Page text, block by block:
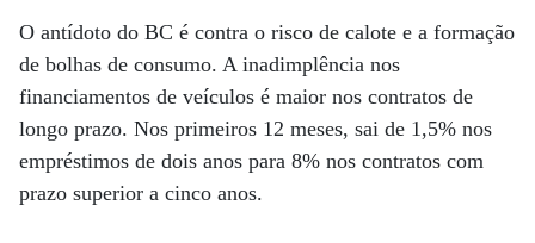
O antídoto do BC é contra o risco de calote e a formação
de bolhas de consumo. A inadimplência nos
financiamentos de veículos é maior nos contratos de
longo prazo. Nos primeiros 12 meses, sai de 1,5% nos
empréstimos de dois anos para 8% nos contratos com
prazo superior a cinco anos.